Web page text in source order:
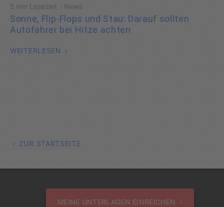
5 min Lesezeit · News
Sonne, Flip-Flops und Stau: Darauf sollten
Autofahrer bei Hitze achten
WEITERLESEN
ZUR STARTSEITE
MEINE UNTERLAGEN EINREICHEN ›